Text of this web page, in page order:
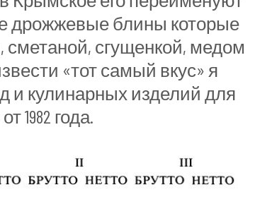
дрожжевые блины которые
сгущенкой, медом
«тот самый вкус» я
и кулинарных изделий для
1982 года.